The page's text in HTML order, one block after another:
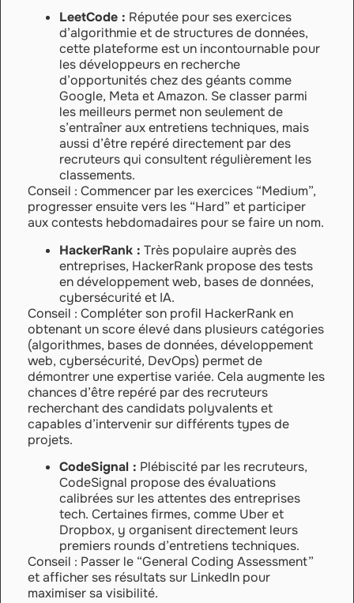
LeetCode : Réputée pour ses exercices
d’algorithmie et de structures de données,
cette plateforme est un incontournable pour
les développeurs en recherche
d’opportunités chez des géants comme
Google, Meta et Amazon. Se classer parmi
les meilleurs permet non seulement de
s’entraîner aux entretiens techniques, mais
aussi d’être repéré directement par des
recruteurs qui consultent régulièrement les
classements.
Conseil : Commencer par les exercices “Medium”,
progresser ensuite vers les “Hard” et participer
aux contests hebdomadaires pour se faire un nom.
HackerRank : Très populaire auprès des
entreprises, HackerRank propose des tests
en développement web, bases de données,
cybersécurité et IA.
Conseil : Compléter son profil HackerRank en
obtenant un score élevé dans plusieurs catégories
(algorithmes, bases de données, développement
web, cybersécurité, DevOps) permet de
démontrer une expertise variée. Cela augmente les
chances d’être repéré par des recruteurs
recherchant des candidats polyvalents et
capables d’intervenir sur différents types de
projets.
CodeSignal : Plébiscité par les recruteurs,
CodeSignal propose des évaluations
calibrées sur les attentes des entreprises
tech. Certaines firmes, comme Uber et
Dropbox, y organisent directement leurs
premiers rounds d’entretiens techniques.
Conseil : Passer le “General Coding Assessment”
et afficher ses résultats sur LinkedIn pour
maximiser sa visibilité.